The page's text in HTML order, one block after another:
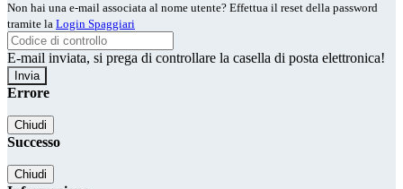
Non hai una e-mail associata al nome utente? Effettua il reset della password
tramite la Login Spaggiari
E-mail inviata, si prega di controllare la casella di posta elettronica!
Errore
Chiudi
Successo
Chiudi